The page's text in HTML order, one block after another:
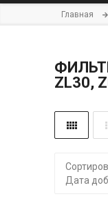
Главная
ZL30,
Дата